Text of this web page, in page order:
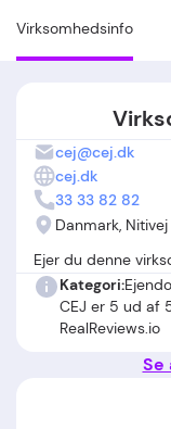
Virksomhedsinfo
cej@cej.dk
cej.dk
33 33 82 82
Danmark,
Ejer du denne
Kategori:
CEJ er 5 ud af
RealReviews.io
Se